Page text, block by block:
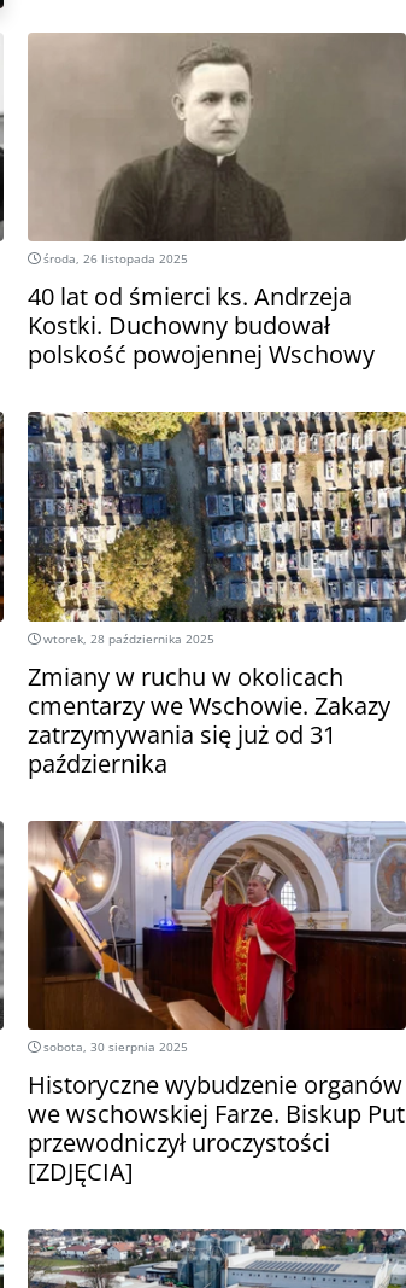
środa, 26 listopada 2025
40 lat od śmierci ks. Andrzeja
Kostki. Duchowny budował
polskość powojennej Wschowy
wtorek, 28 października 2025
Zmiany w ruchu w okolicach
cmentarzy we Wschowie. Zakazy
zatrzymywania się już od 31
października
sobota, 30 sierpnia 2025
Historyczne wybudzenie organów
we wschowskiej Farze. Biskup Put
przewodniczył uroczystości
[ZDJĘCIA]